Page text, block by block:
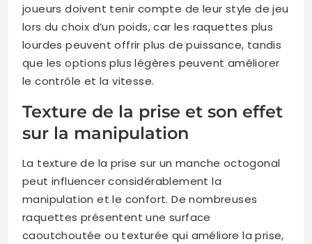
joueurs doivent tenir compte de leur style de jeu
lors du choix d’un poids, car les raquettes plus
lourdes peuvent offrir plus de puissance, tandis
que les options plus légères peuvent améliorer
le contrôle et la vitesse.
Texture de la prise et son effet
sur la manipulation
La texture de la prise sur un manche octogonal
peut influencer considérablement la
manipulation et le confort. De nombreuses
raquettes présentent une surface
caoutchoutée ou texturée qui améliore la prise,